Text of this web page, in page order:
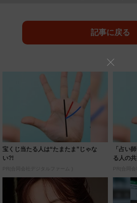
記事に戻る
宝くじ当たる人は“たまたま”じゃな
い?!
PR(合同会社デジタルファーム )
「占い
る人の共
PR(合同会